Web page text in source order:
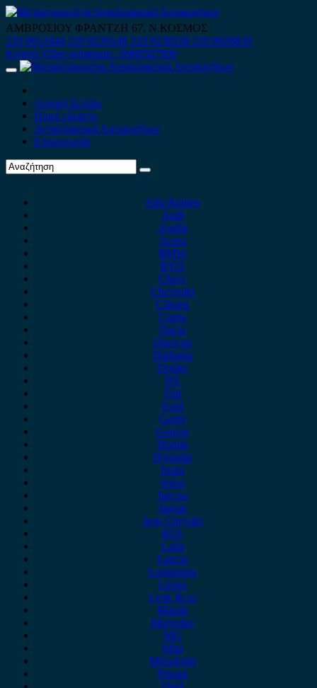
Skip
to
content
ΑΜΒΡΟΣΙΟΥ ΦΡΑΝΤΖΗ 67, Ν.ΚΟΣΜΟΣ
210 9012444 210 9239148 210 9238158 210 9026839
Κινητό-Viber-whatsapp : 6980507900
Primary
Αρχική Σελίδα
Ποιοί είμαστε
Ανταλλακτικά Αυτοκινήτων
Επικοινωνία
Alfa Romeo
Audi
Austin
Acura
BMW
BYD
Chery
Chevrolet
Citroen
Cupra
Dacia
Daewoo
Daihatsu
Dodge
DS
Fiat
Ford
Geely
Gonow
Honda
Hyundai
Isuzu
iveco
Jaecoo
Jaguar
Jeep Chrysler
KIA
Lada
Lancia
Leapmotor
Lexus
Lynk & co
Mazda
Mercedes
MG
Mini
Mitsubishi
Nissan